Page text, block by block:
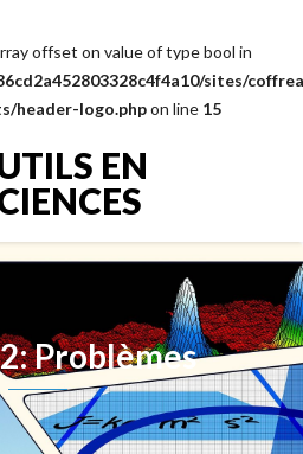
offset on value of type bool in
sites/
header-logo.phpon line 15
EN
Problèmes